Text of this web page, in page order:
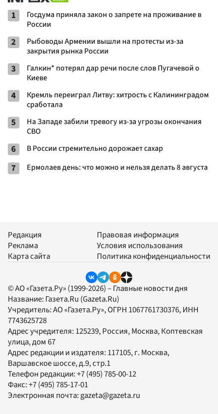
1
Госдума приняла закон о запрете на проживание в
России
2
Рыбоводы Армении вышли на протесты из-за
закрытия рынка России
3
Галкин* потерял дар речи после слов Пугачевой о
Киеве
4
Кремль переиграл Литву: хитрость с Калининградом
сработала
5
На Западе забили тревогу из-за угрозы окончания
СВО
6 В России стремительно дорожает сахар
7 Ермолаев день: что можно и нельзя делать 8 августа
Редакция
Реклама
Карта сайта
Правовая информация
Условия использования
Политика конфиденциальности
© АО «Газета.Ру» (1999-2026) – Главные новости дня
Название: Газета.Ru (Gazeta.Ru)
Учредитель:АО «Газета.Ру», ОГРН 1067761730376, ИНН
7743625728
Адрес учредителя: 125239, Россия, Москва, Коптевская
улица, дом 67
Адрес редакции и издателя: 117105, г. Москва,
Варшавское шоссе, д.9, стр.1
Телефон редакции:+7 (495) 785-00-12
Факс:+7 (495) 785-17-01
Электронная почта:gazeta@gazeta.ru